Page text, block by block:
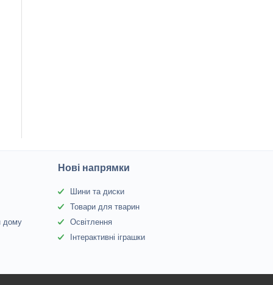
дому
Нові напрямки
Шини та диски
Товари для тварин
Освітлення
Інтерактивні іграшки